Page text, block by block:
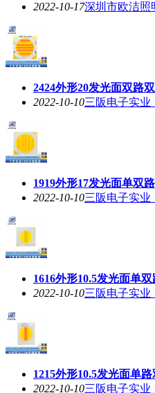
2022-10-17深圳市欧洁照
2424外形20发光面双路
2022-10-10三阪电子实业
1919外形17发光面单双
2022-10-10三阪电子实业
1616外形10.5发光面单
2022-10-10三阪电子实业
1215外形10.5发光面单
2022-10-10三阪电子实业